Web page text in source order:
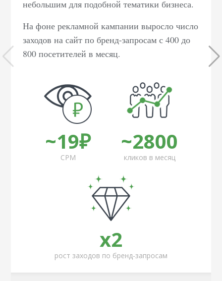
небольшим для подобной тематики бизнеса.
На фоне рекламной кампании выросло число
заходов на сайт по бренд-запросам с 400 до
800 посетителей в месяц.
~19₽
CPM
~2800
кликов в месяц
x2
рост заходов по бренд-запросам